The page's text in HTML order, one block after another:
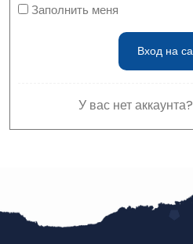
Заполнить меня
У вас нет аккаунта?